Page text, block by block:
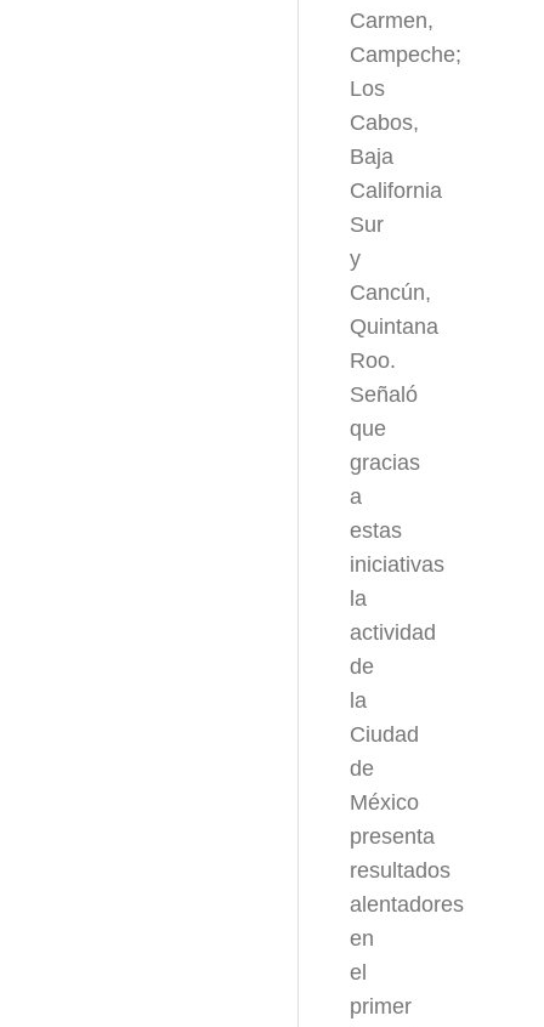
Carmen,
Campeche;
Los
Cabos,
Baja
California
Sur
y
Cancún,
Quintana
Roo.
Señaló
que
gracias
a
estas
iniciativas
la
actividad
de
la
Ciudad
de
México
presenta
resultados
alentadores
en
el
primer